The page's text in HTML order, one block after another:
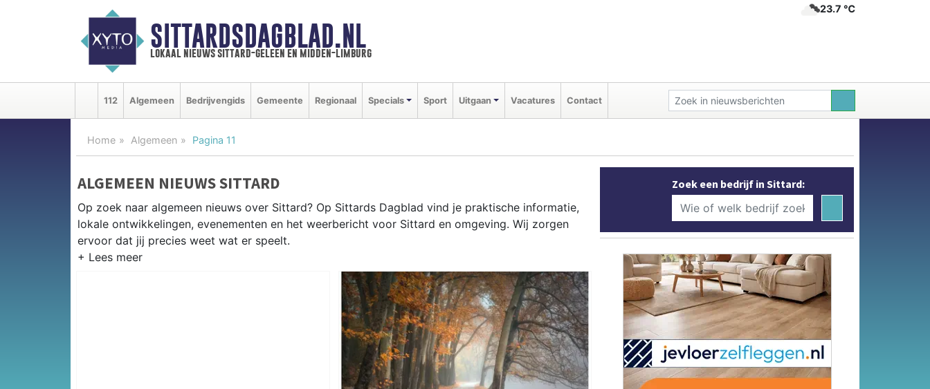
SITTARDSDAGBLAD.NL
lokaal nieuws sittard-geleen en midden-limburg
23.7 ℃
112 Algemeen Bedrijvengids Gemeente Regionaal Specials Sport Uitgaan Vacatures Contact
Home Algemeen Pagina 11
ALGEMEEN NIEUWS SITTARD
Op zoek naar algemeen nieuws over Sittard? Op Sittards Dagblad vind je praktische informatie,
lokale ontwikkelingen, evenementen en het weerbericht voor Sittard en omgeving. Wij zorgen
ervoor dat jij precies weet wat er speelt.
Van werkzaamheden op de A2 en de Chemelot-campus tot evenementen als Carnaval en het
weersbericht voor Midden-Limburg rondom Sittard-Geleen.
Zoek een bedrijf in Sittard: